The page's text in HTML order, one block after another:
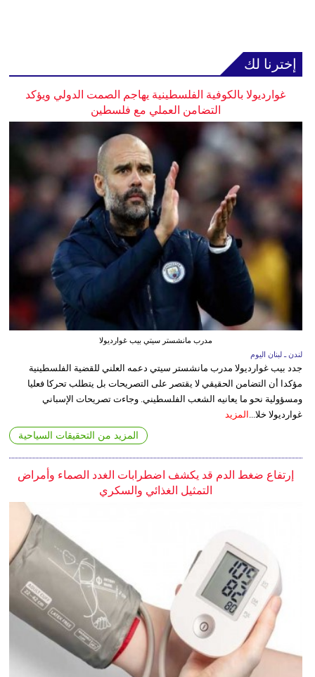
إخترنا لك
غوارديولا بالكوفية الفلسطينية يهاجم الصمت الدولي ويؤكد
التضامن العملي مع فلسطين
مدرب مانشستر سيتي بيب غوارديولا
لندن ـ لبنان اليوم
جدد بيب غوارديولا مدرب مانشستر سيتي دعمه العلني للقضية الفلسطينية
مؤكدا أن التضامن الحقيقي لا يقتصر على التصريحات بل يتطلب تحركا فعليا
ومسؤولية نحو ما يعانيه الشعب الفلسطيني. وجاءت تصريحات الإسباني
غوارديولا خلا... المزيد
المزيد من التحقيقات السياحية
إرتفاع ضغط الدم قد يكشف اضطرابات الغدد الصماء وأمراض
التمثيل الغذائي والسكري